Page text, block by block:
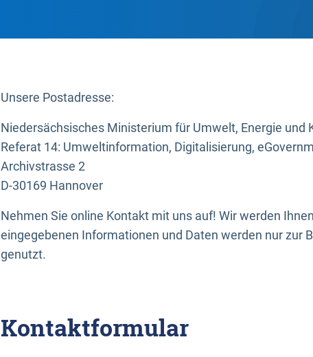
Unsere Postadresse:
Niedersächsisches Ministerium für Umwelt, Energie und
Referat 14: Umweltinformation, Digitalisierung,
Archivstrasse 2
D-30169 Hannover
Nehmen Sie online Kontakt mit uns auf! Wir werden
eingegebenen Informationen und Daten werden nur zur
genutzt.
Kontaktformular